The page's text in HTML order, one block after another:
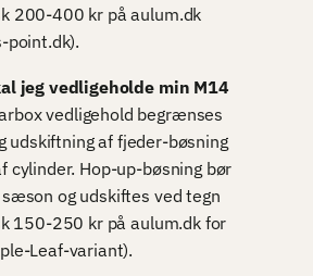
200-400 kr på aulum.dk
point.dk).
jeg vedligeholde min M14
vedligehold begrænses
udskiftning af fjeder-bøsning
cylinder. Hop-up-bøsning bør
og udskiftes ved tegn
150-250 kr på aulum.dk for
Leaf-variant).